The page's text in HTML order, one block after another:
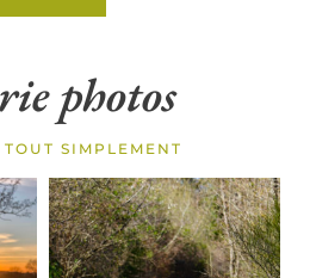
photos
SIMPLEMENT